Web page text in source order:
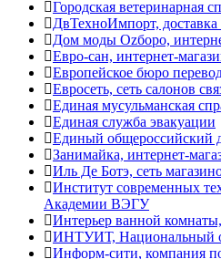
Городская ветеринарная
ДвТехноИмпорт, доставка
Дом моды Оzборо,
Евро-сан, интернет-
Европейское бюро
Евросеть, сеть салонов
Единая мусульманская
Единая служба эвакуации
Единый общероссийский
Занимайка, интернет-
Иль Де Ботэ, сеть
Институт современных
Академии ВЭГУ
Интерьер ванной
ИНТУИТ, Национальный
Информ-сити, компания